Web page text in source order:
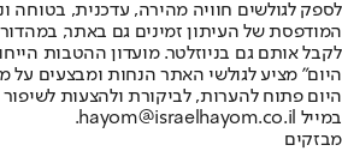
לספק לגולשים חוויה מהירה, עדכנית, בטוחה
המודפסת של העיתון זמינים גם באתר,
לקבל אותם גם בניוזלטר. מועדון ההטבות
היום" מציע לגולשי האתר הנחות ומבצעים על
היום פתוח להערות, לביקורת ולהצעות
במייל hayom@israelhayom.co.il.
מבזקים